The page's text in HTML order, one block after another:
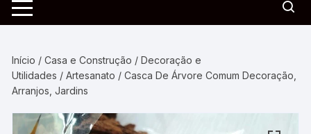
Início /Casa e Construção /Decoração e
Utilidades /Artesanato / Casca De Árvore Comum Decoração,
Arranjos, Jardins